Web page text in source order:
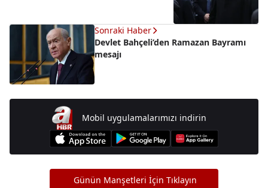
Sonraki Haber
Devlet Bahçeli’den Ramazan Bayramı
mesajı
Mobil uygulamalarımızı indirin
Günün Manşetleri İçin Tıklayın